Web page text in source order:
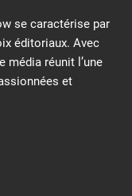
se caractérise par
éditoriaux. Avec
réunit l’une
et